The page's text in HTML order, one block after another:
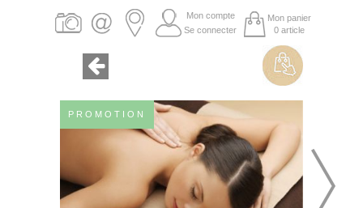
PROMOS
Mon compte
Se connecter
Mon panier
0 article
PROMOTION